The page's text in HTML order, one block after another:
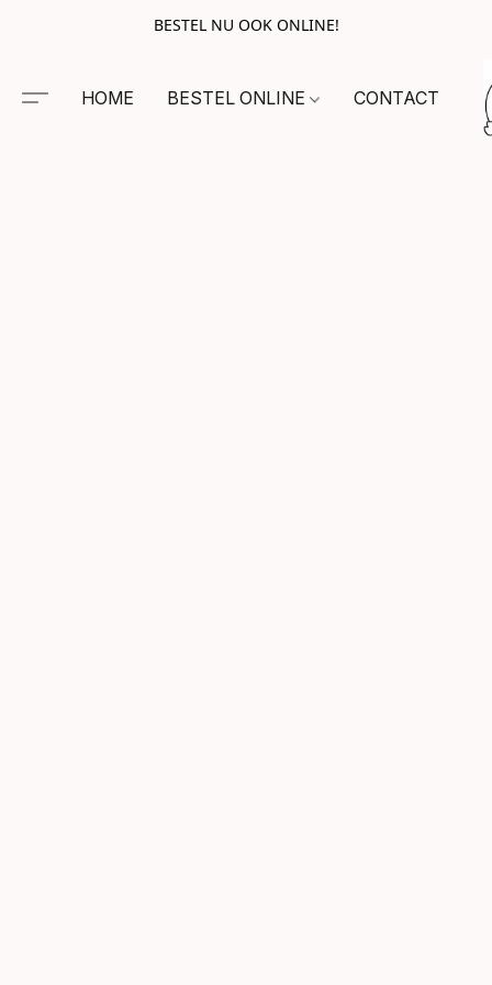
BESTEL NU OOK ONLINE!
HOME BESTEL ONLINE CONTACT